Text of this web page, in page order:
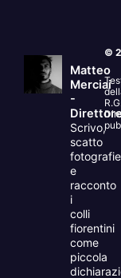
Matteo
Merciai
-
Scrivo,
scatto
fotografie
e
racconto
i
colli
fiorentini
come
piccola
©